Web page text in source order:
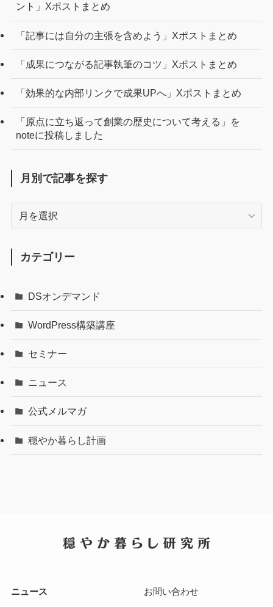
ント」Xポストまとめ
「記事には自分の主張を含めよう」Xポストまとめ
「成果につながる記事執筆のコツ」Xポストまとめ
「効果的な内部リンクで成果UPへ」Xポストまとめ
「原点に立ち返って創業の歴史について考える」を
noteに投稿しました
月別で記事を探す
探
カテゴリー
DSオンデマンド
WordPress構築講座
セミナー
ニュース
公式メルマガ
穏やか暮らし計画
ニュース お問い合わせ